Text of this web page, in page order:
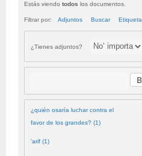
Estás viendo todos los documentos.
Filtrar por: Adjuntos Buscar Etiqueta
¿Tienes adjuntos?
¿quién osaría luchar contra el
favor de los grandes? (1)
'arif (1)